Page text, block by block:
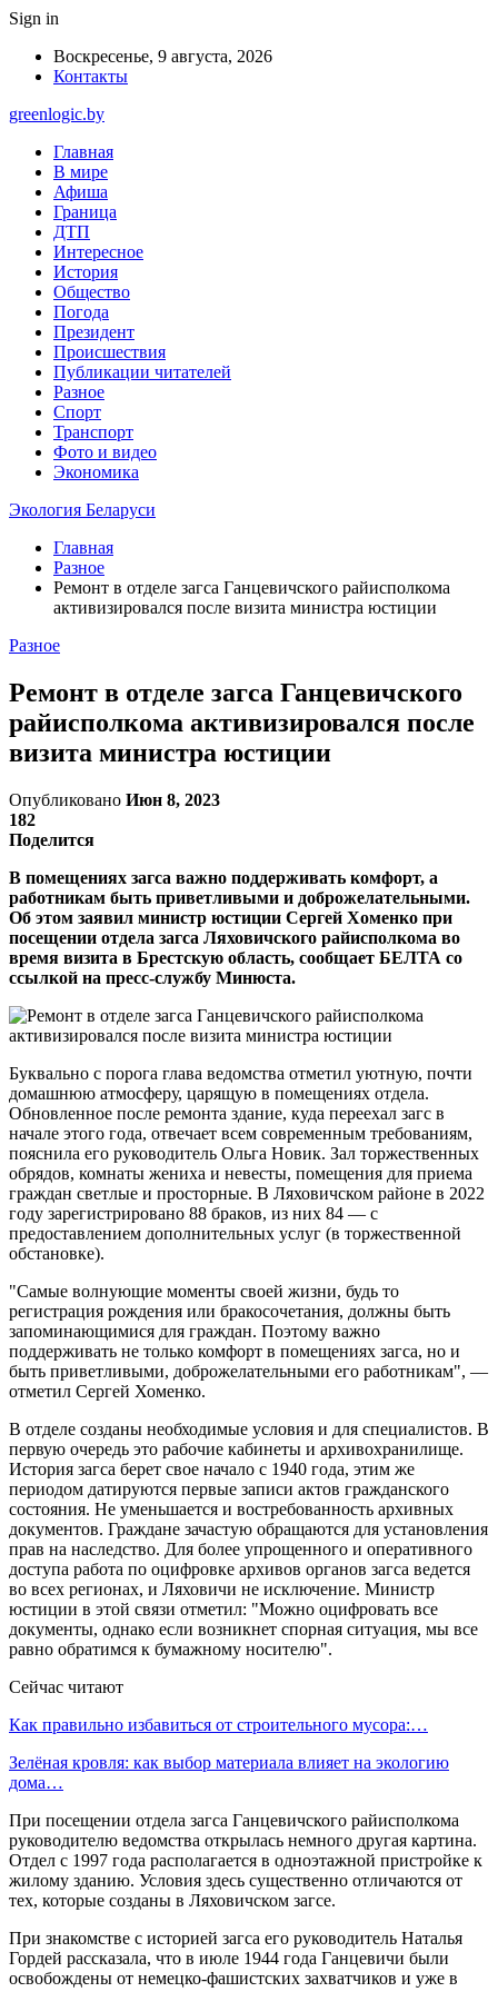
Sign in
Воскресенье, 9 августа, 2026
Контакты
greenlogic.by
Главная
В мире
Афиша
Граница
ДТП
Интересное
История
Общество
Погода
Президент
Происшествия
Публикации читателей
Разное
Спорт
Транспорт
Фото и видео
Экономика
Экология Беларуси
Главная
Разное
Ремонт в отделе загса Ганцевичского райисполкома
активизировался после визита министра юстиции
Разное
Ремонт в отделе загса Ганцевичского
райисполкома активизировался после
визита министра юстиции
Опубликовано Июн 8, 2023
182
Поделится
В помещениях загса важно поддерживать комфорт, а
работникам быть приветливыми и доброжелательными.
Об этом заявил министр юстиции Сергей Хоменко при
посещении отдела загса Ляховичского райисполкома во
время визита в Брестскую область, сообщает БЕЛТА со
ссылкой на пресс-службу Минюста.
Буквально с порога глава ведомства отметил уютную, почти
домашнюю атмосферу, царящую в помещениях отдела.
Обновленное после ремонта здание, куда переехал загс в
начале этого года, отвечает всем современным требованиям,
пояснила его руководитель Ольга Новик. Зал торжественных
обрядов, комнаты жениха и невесты, помещения для приема
граждан светлые и просторные. В Ляховичском районе в 2022
году зарегистрировано 88 браков, из них 84 — с
предоставлением дополнительных услуг (в торжественной
обстановке).
"Самые волнующие моменты своей жизни, будь то
регистрация рождения или бракосочетания, должны быть
запоминающимися для граждан. Поэтому важно
поддерживать не только комфорт в помещениях загса, но и
быть приветливыми, доброжелательными его работникам", —
отметил Сергей Хоменко.
В отделе созданы необходимые условия и для специалистов. В
первую очередь это рабочие кабинеты и архивохранилище.
История загса берет свое начало с 1940 года, этим же
периодом датируются первые записи актов гражданского
состояния. Не уменьшается и востребованность архивных
документов. Граждане зачастую обращаются для установления
прав на наследство. Для более упрощенного и оперативного
доступа работа по оцифровке архивов органов загса ведется
во всех регионах, и Ляховичи не исключение. Министр
юстиции в этой связи отметил: "Можно оцифровать все
документы, однако если возникнет спорная ситуация, мы все
равно обратимся к бумажному носителю".
Сейчас читают
Как правильно избавиться от строительного мусора:…
Зелёная кровля: как выбор материала влияет на экологию
дома…
При посещении отдела загса Ганцевичского райисполкома
руководителю ведомства открылась немного другая картина.
Отдел с 1997 года располагается в одноэтажной пристройке к
жилому зданию. Условия здесь существенно отличаются от
тех, которые созданы в Ляховичском загсе.
При знакомстве с историей загса его руководитель Наталья
Гордей рассказала, что в июле 1944 года Ганцевичи были
освобождены от немецко-фашистских захватчиков и уже в